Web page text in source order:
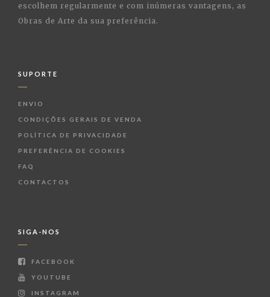
escolhem regularmente e com inúmeras vantagens, as
Obras de Arte da sua preferência.
SUPORTE
ENVIO
CONDIÇÕES GERAIS DE VENDA
POLÍTICA DE PRIVACIDADE
PREFERÊNCIA DE COOKIES
FAQ
CONTACTOS
SIGA-NOS
FACEBOOK
YOUTUBE
INSTAGRAM